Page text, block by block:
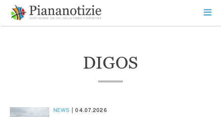
contenuto
SEARCH
DIGOS
NEWS 04.07.2026